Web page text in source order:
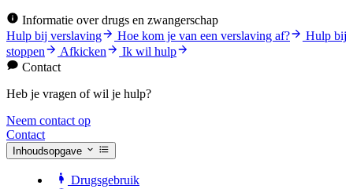
Informatie over drugs en zwangerschap
Hulp bij verslaving
Hoe kom je van een verslaving af?
Hulp bij
stoppen
Afkicken
Ik wil hulp
Contact
Heb je vragen of wil je hulp?
Neem contact op
Contact
Inhoudsopgave
Drugsgebruik